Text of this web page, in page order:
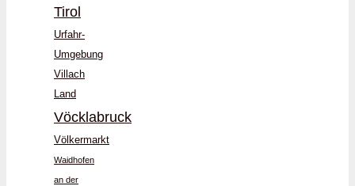
Tirol
Urfahr-
Umgebung
Villach
Land
Vöcklabruck
Völkermarkt
Waidhofen
an der